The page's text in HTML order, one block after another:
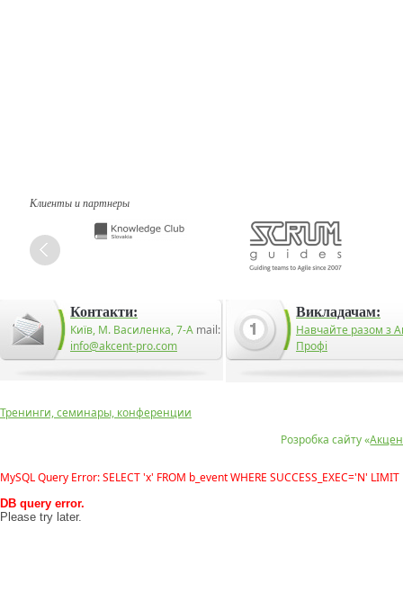
Клиенты и партнеры
Контакти:
Київ, М. Василенка, 7-А mail:
info@akcent-pro.com
Викладачам:
Навчайте разом з
Профі
Розробка сайту «
Тренинги, семинары, конференции
MySQL Query Error: SELECT 'x' FROM b_event WHERE SUCCESS_EXEC='N' LIMIT
DB query error.
Please try later.